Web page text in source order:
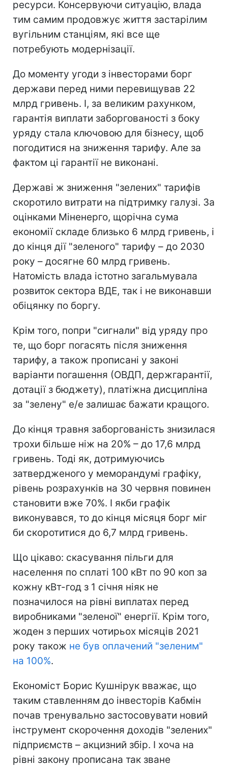
ресурси. Консервуючи ситуацію, влада
тим самим продовжує життя застарілим
вугільним станціям, які все ще
потребують модернізації.
До моменту угоди з інвесторами борг
держави перед ними перевищував 22
млрд гривень. І, за великим рахунком,
гарантія виплати заборгованості з боку
уряду стала ключовою для бізнесу, щоб
погодитися на зниження тарифу. Але за
фактом ці гарантії не виконані.
Державі ж зниження "зелених" тарифів
скоротило витрати на підтримку галузі. За
оцінками Міненерго, щорічна сума
економії складе близько 6 млрд гривень, і
до кінця дії "зеленого" тарифу – до 2030
року – досягне 60 млрд гривень.
Натомість влада істотно загальмувала
розвиток сектора ВДЕ, так і не виконавши
обіцянку по боргу.
Крім того, попри "сигнали" від уряду про
те, що борг погасять після зниження
тарифу, а також прописані у законі
варіанти погашення (ОВДП, держгарантії,
дотації з бюджету), платіжна дисципліна
за "зелену" е/е залишає бажати кращого.
До кінця травня заборгованість знизилася
трохи більше ніж на 20% – до 17,6 млрд
гривень. Тоді як, дотримуючись
затвердженого у меморандумі графіку,
рівень розрахунків на 30 червня повинен
становити вже 70%. І якби графік
виконувався, то до кінця місяця борг міг
би скоротитися до 6,7 млрд гривень.
Що цікаво: скасування пільги для
населення по сплаті 100 кВт по 90 коп за
кожну кВт-год з 1 січня ніяк не
позначилося на рівні виплатах перед
виробниками "зеленої" енергії. Крім того,
жоден з перших чотирьох місяців 2021
року також не був оплачений "зеленим"
на 100%.
Економіст Борис Кушнірук вважає, що
таким ставленням до інвесторів Кабмін
почав тренувально застосовувати новий
інструмент скорочення доходів "зелених"
підприємств – акцизний збір. І хоча на
рівні закону прописана так зване